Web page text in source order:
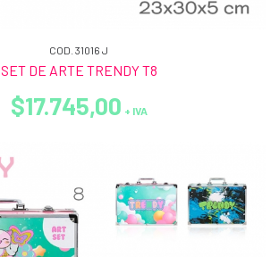
COD. 31016 J
SET DE ARTE TRENDY T8
$17.745,00 + IVA